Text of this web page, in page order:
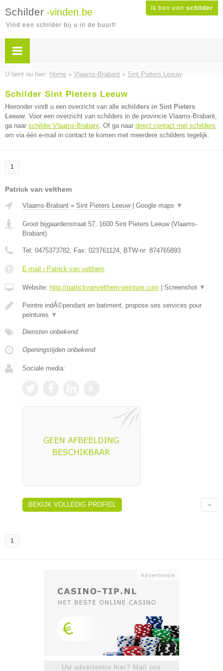
Ik ben een schilder
Schilder -vinden.be
Vind een schilder bij u in de buurt!
U bent nu hier: Home » Vlaams-Brabant » Sint Pieters Leeuw
Schilder Sint Pieters Leeuw
Hieronder vindt u een overzicht van alle schilders in Sint Pieters
Leeuw. Voor een overzicht van schilders in de provincie Vlaams-Brabant,
ga naar schilder Vlaams-Brabant. Of ga naar direct contact met schilders
om via één e-mail in contact te komen met meerdere schilders tegelijk.
1
Patrick van velthem
Vlaams-Brabant » Sint Pieters Leeuw| Google maps ▼
Groot bijgaardenstraat 57, 1600 Sint Pieters Leeuw(Vlaams-
Brabant)
Tel: 0475373782, Fax: 023761124, BTW-nr: 874765893
E-mail › Patrick van velthem
Website: http://patrickvanvelthem-peinture.com Screenshot ▼
Peintre indÃ©pendant en batiment, propose ses services pour
peintures ▼
Diensten onbekend
Openingstijden onbekend
Sociale media:
BEKIJK VOLLEDIG PROFIEL
1
Uw advertentie hier? Mail ons